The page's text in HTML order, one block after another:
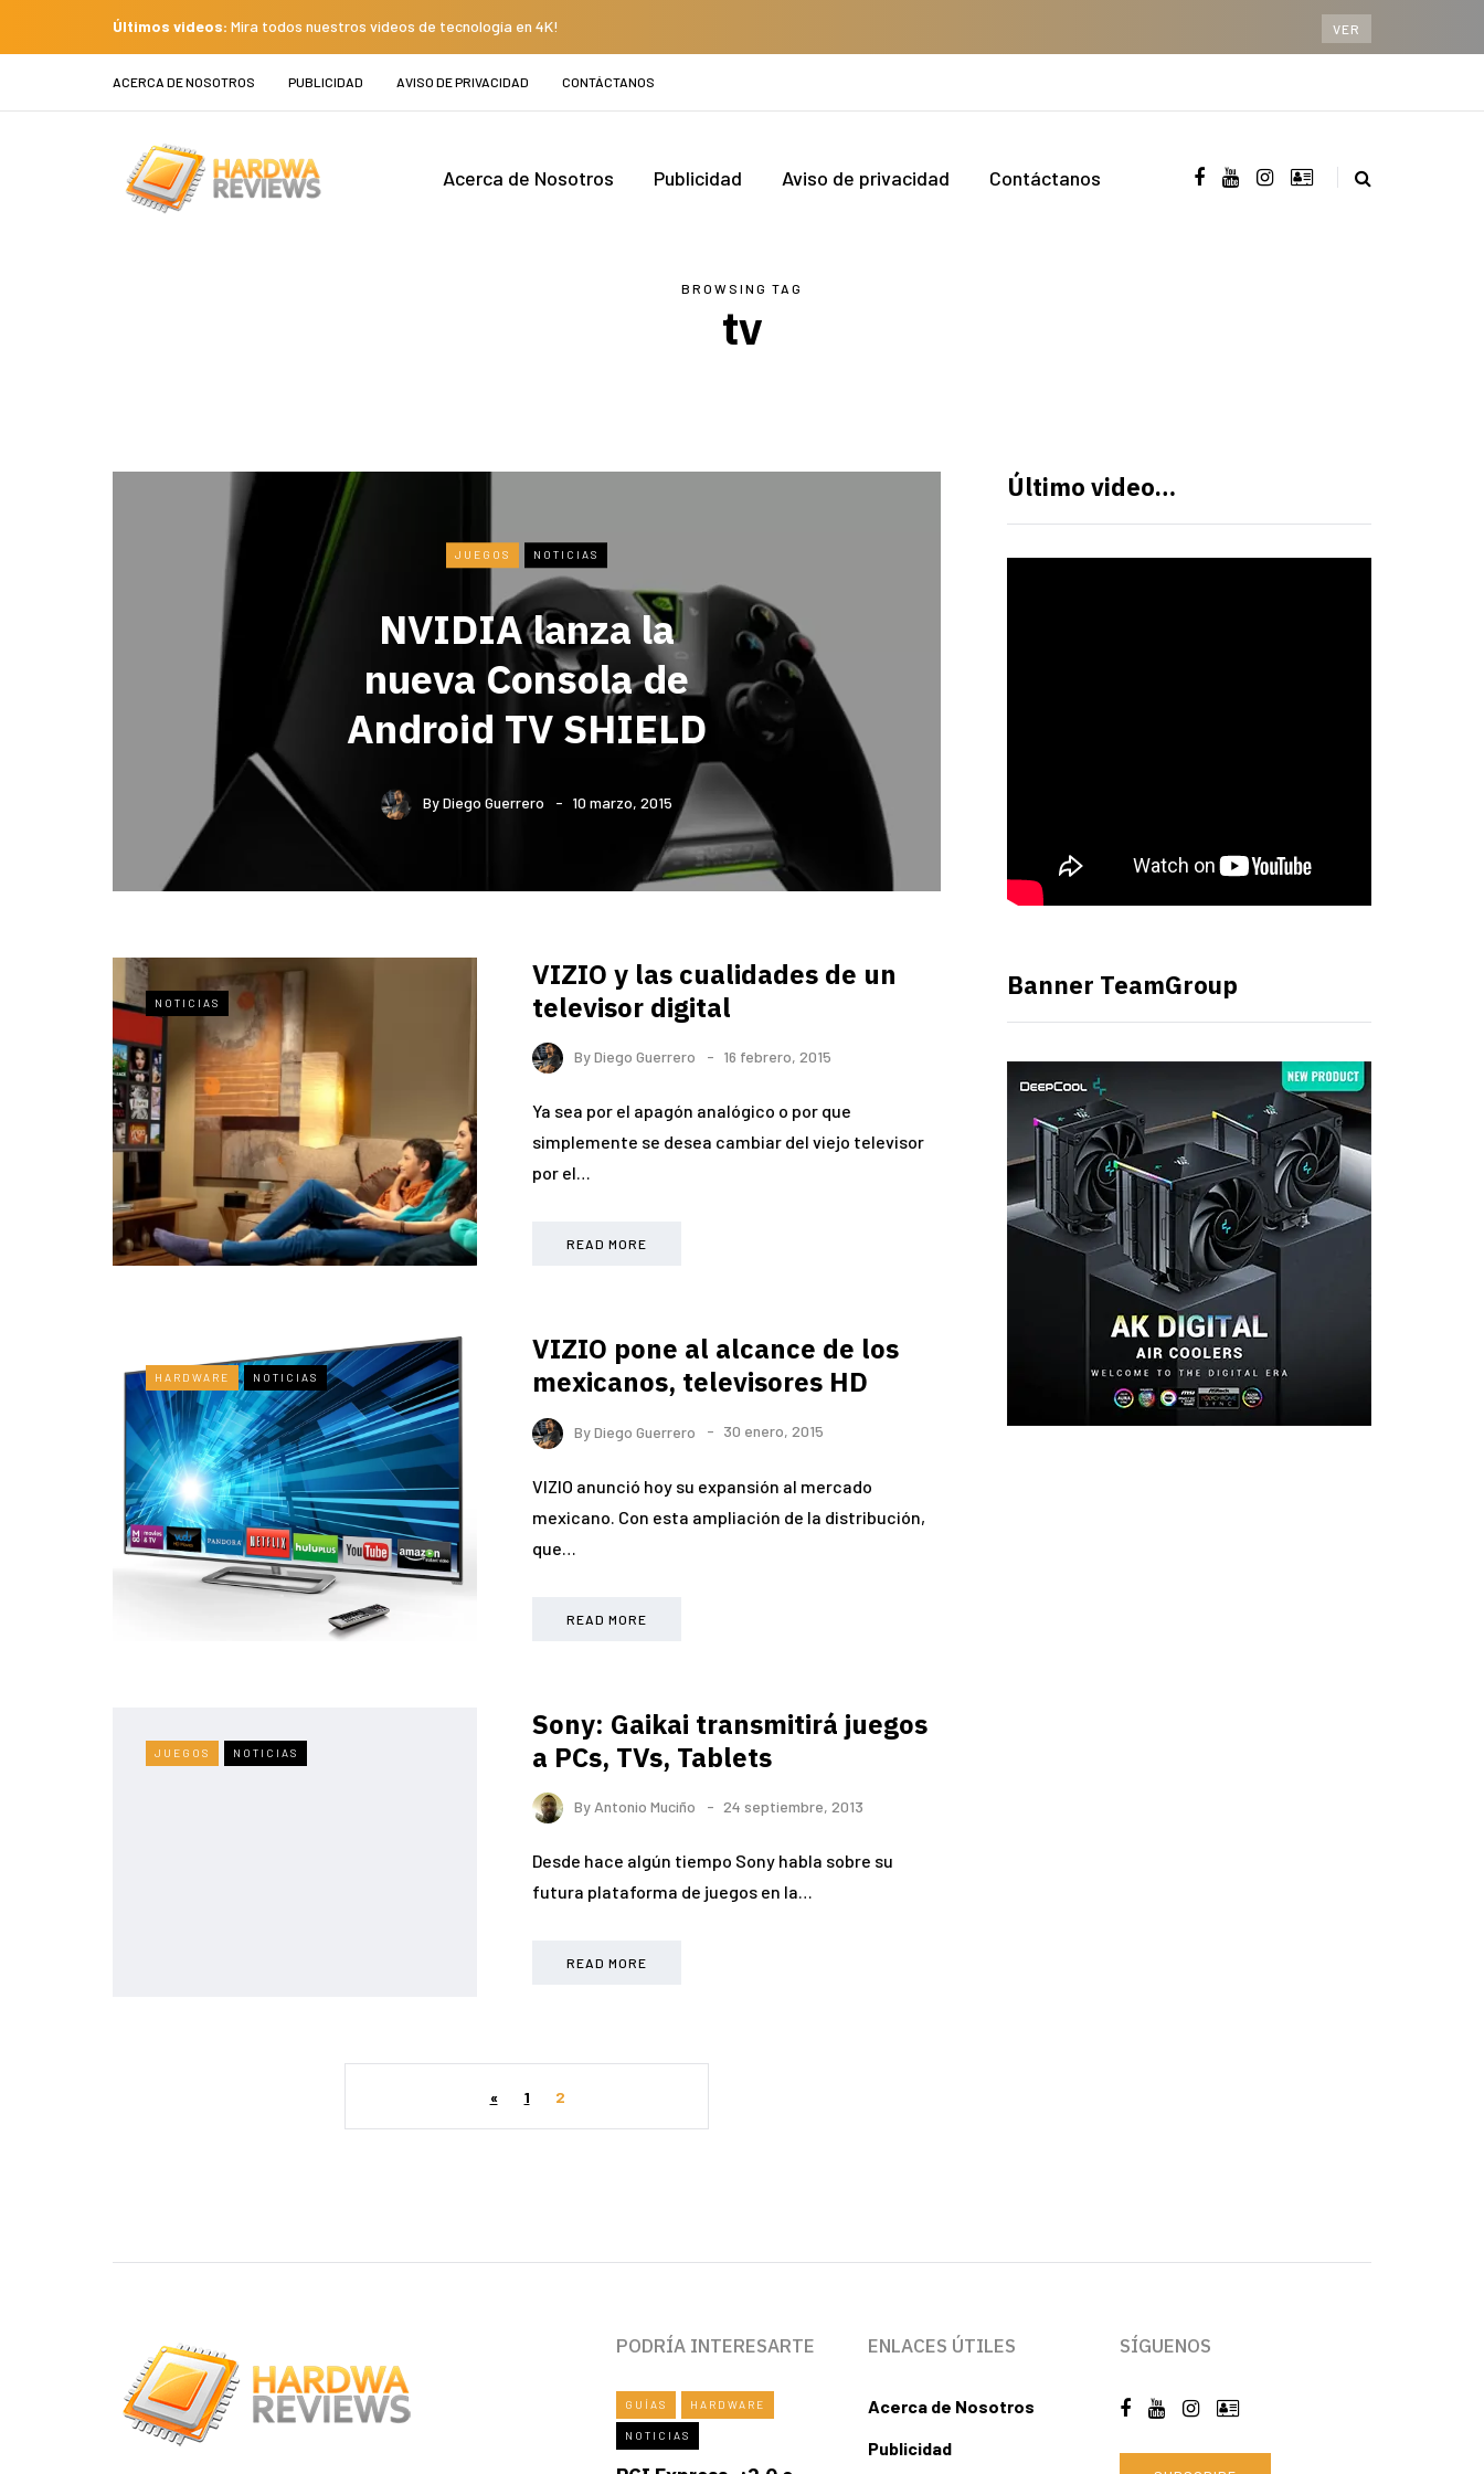
Últimos videos: Mira todos nuestros videos de tecnología en 4K! VER
ACERCA DE NOSOTROS PUBLICIDAD AVISO DE PRIVACIDAD CONTÁCTANOS
Acerca de Nosotros Publicidad Aviso de privacidad Contáctanos
BROWSING TAG
tv
JUEGOS NOTICIAS
NVIDIA lanza la
nueva Consola de
Android TV SHIELD
ByDiego Guerrero 10 marzo, 2015
NOTICIAS
VIZIO y las cualidades de un
televisor digital
ByDiego Guerrero 16 febrero, 2015
Ya sea por el apagón analógico o por que
simplemente se desea cambiar del viejo televisor
por el…
READ MORE
HARDWARE NOTICIAS
VIZIO pone al alcance de los
mexicanos, televisores HD
ByDiego Guerrero 30 enero, 2015
VIZIO anunció hoy su expansión al mercado
mexicano. Con esta ampliación de la distribución,
que…
READ MORE
JUEGOS NOTICIAS
Sony: Gaikai transmitirá juegos
a PCs, TVs, Tablets
By Antonio Muciño 24 septiembre, 2013
Desde hace algún tiempo Sony habla sobre su
futura plataforma de juegos en la…
READ MORE
« 1 2
Último video…
Banner TeamGroup
PODRÍA INTERESARTE
GUÍAS HARDWARE
NOTICIAS
ENLACES ÚTILES
Acerca de Nosotros
Publicidad
SÍGUENOS